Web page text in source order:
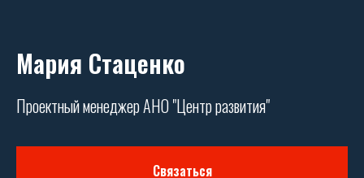
Мария Стаценко
Проектный менеджер АНО "Центр развития"
Связаться